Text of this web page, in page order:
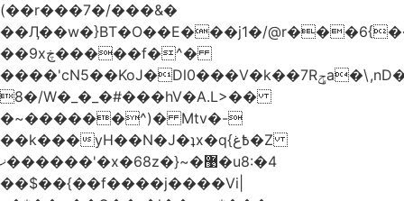
(��r���7�/���&�
��Ӆ��w�}BT�O��E���j1�/
��9xڿ�����f�^�
����'cN5��KoJ�Dl0���V�k��7Rݯa�\,nD�ɌI��'���0~�5qB
8�/W�_�_�#���hV�A.L>��
�~������^)� Mtv�-
��k���yH��N�J�ʇx�q{߿غ�Z
ޚ������'�x�68z�}~�޹�u8:�4
��$��{��f����j����Vi|